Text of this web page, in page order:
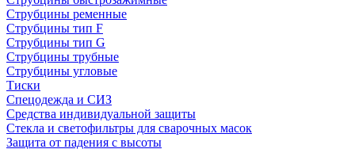
Струбцины ременные
Струбцины тип F
Струбцины тип G
Струбцины трубные
Струбцины угловые
Тиски
Спецодежда и СИЗ
Средства индивидуальной защиты
Стекла и светофильтры для сварочных масок
Защита от падения с высоты